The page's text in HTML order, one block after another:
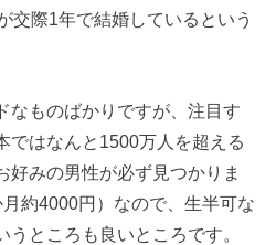
交際1年で結婚しているという
なものばかりですが、注目す
ではなんと1500万人を超える
好みの男性が必ず見つかりま
約4000円）なので、生半可な
ところも良いところです。